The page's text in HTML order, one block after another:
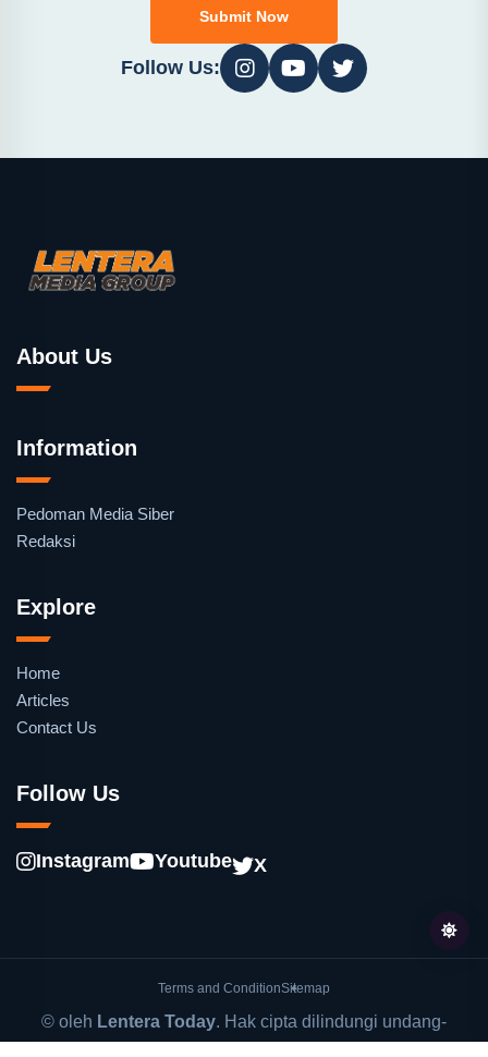
Submit Now
Follow Us:
About Us
Information
Pedoman Media Siber
Redaksi
Explore
Home
Articles
Contact Us
Follow Us
Instagram Youtube X
Terms and ConditionSitemap
© oleh Lentera Today. Hak cipta dilindungi undang-